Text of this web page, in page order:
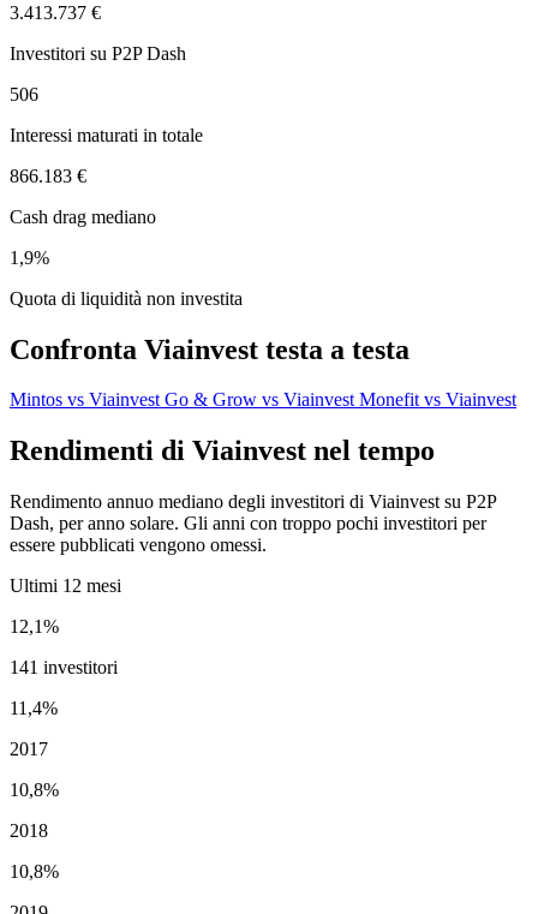
3.413.737 €
Investitori su P2P Dash
506
Interessi maturati in totale
866.183 €
Cash drag mediano
1,9%
Quota di liquidità non investita
Confronta Viainvest testa a testa
Mintos vs ViainvestGo & Grow vs ViainvestMonefit vs Viainvest
Rendimenti di Viainvest nel tempo
Rendimento annuo mediano degli investitori di Viainvest su P2P
Dash, per anno solare. Gli anni con troppo pochi investitori per
essere pubblicati vengono omessi.
Ultimi 12 mesi
12,1%
141 investitori
11,4%
2017
10,8%
2018
10,8%